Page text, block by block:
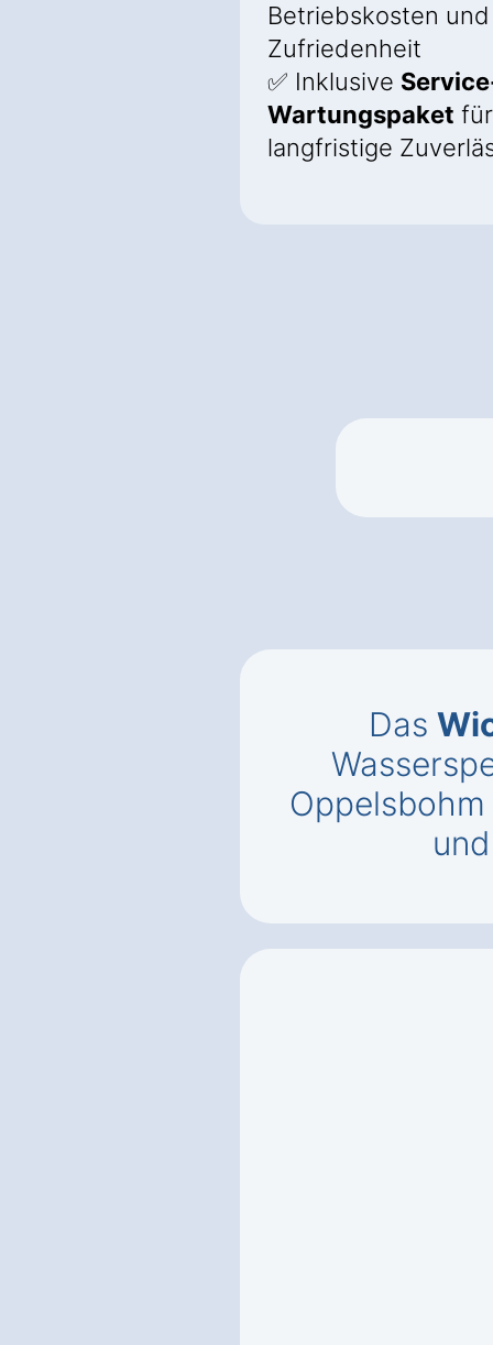
Betriebskosten
Zufriedenheit
✅ Inklusive
Wartungspaket für
langfristige
Das